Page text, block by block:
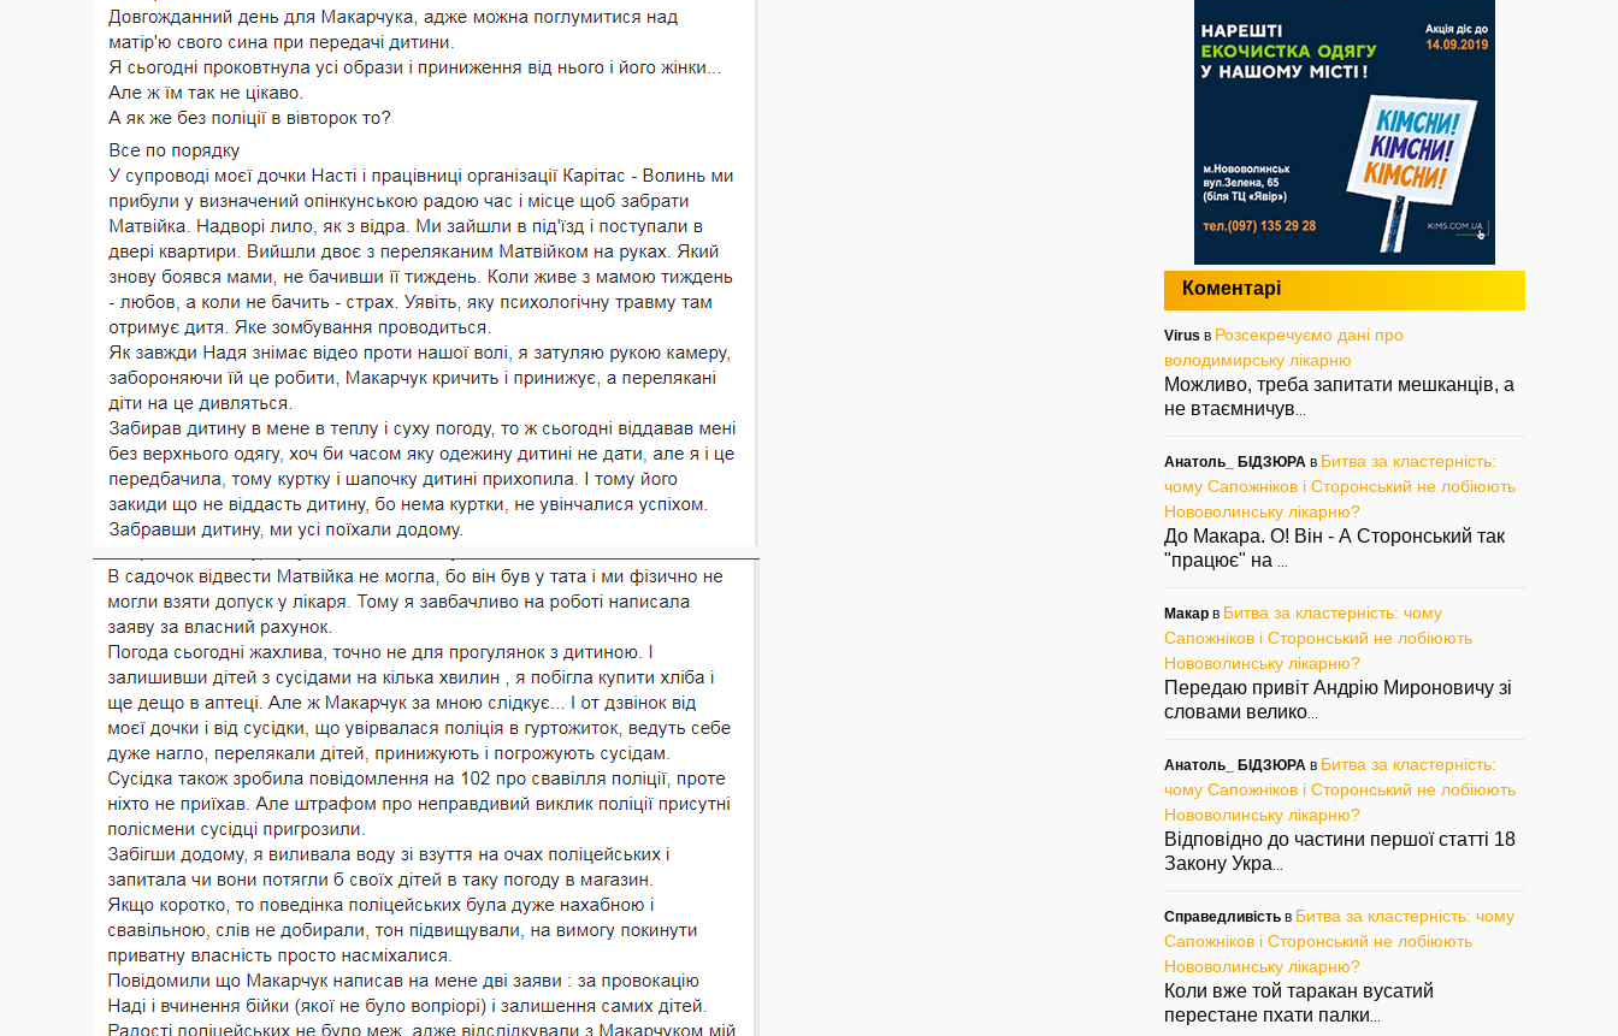
Коментарі
Virus в Розсекречуємо дані про
володимирську лікарню
Можливо, треба запитати мешканців, а
не втаємничув
Анатоль_ БІДЗЮРА в Битва за кластерність:
чому Сапожніков і Сторонський не лобіюють
Нововолинську лікарню?
До Макара. О! Він - А Сторонський так
"працює" на
Макар в Битва за кластерність: чому
Сапожніков і Сторонський не лобіюють
Нововолинську лікарню?
Передаю привіт Андрію Мироновичу зі
словами велико
Анатоль_ БІДЗЮРА в Битва за кластерність:
чому Сапожніков і Сторонський не лобіюють
Нововолинську лікарню?
Відповідно до частини першої статті 18
Закону Укра
Справедливість в Битва за кластерність: чому
Сапожніков і Сторонський не лобіюють
Нововолинську лікарню?
Коли вже той таракан вусатий
перестане пхати палки